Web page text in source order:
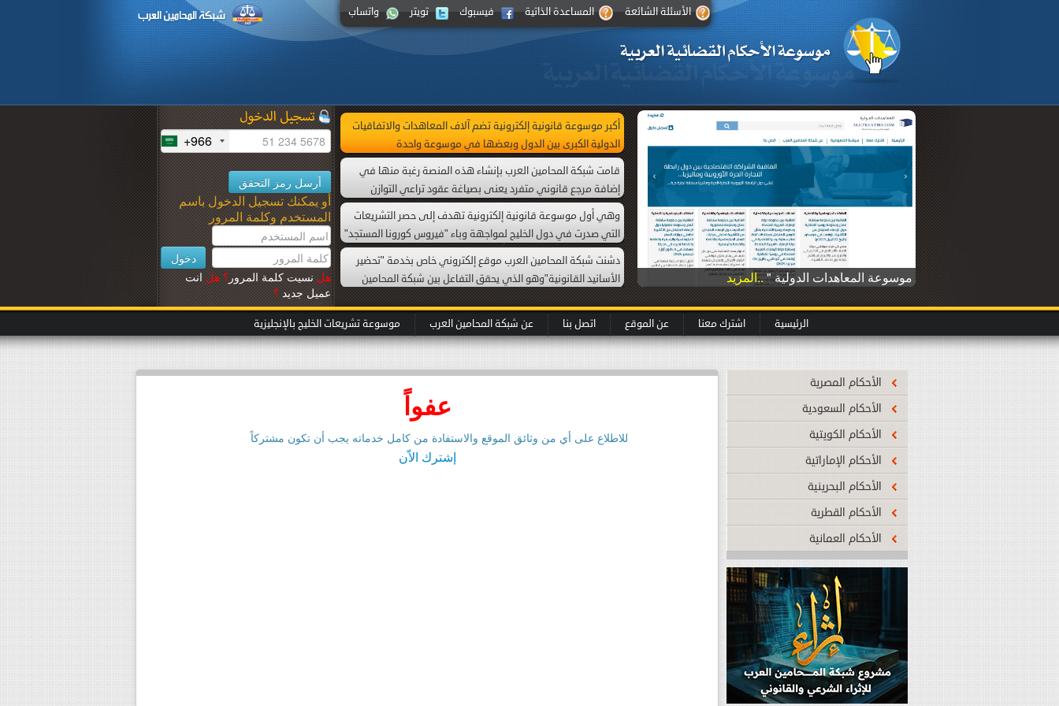
الأسئلة الشائعة المساعدة الذاتية فيسبوك تويتر واتساب
موسوعة المعاهدات الدولية "..المزيد
شبكة المحامين العرب تطلق أول منصة تفاعلية
لإنشاء العقود...المزيد
تدشين أول موقع اليكتروني قانوني متخصص في نشر
التشريعات التي صدرت لمواجهة فيروس كورونا
...المزيد
أكبر موسوعة قانونية إلكترونية تضم آلاف المعاهدات والاتفاقيات
الدولية الكبرى بين الدول وبعضها في موسوعة واحدة
قامت شبكة المحامين العرب بإنشاء هذه المنصة رغبة منها في
إضافة مرجع قانوني متفرد يعنى بصياغة عقود تراعي التوازن
العقدي بين الأطراف واضعة نصب عينيها ما يجب أن تكون عليه
هذه الصيغة نظامًا ولغة وعدالة.
وهي أول موسوعة قانونية إلكترونية تهدف إلى حصر التشريعات
التي صدرت في دول الخليج لمواجهة وباء "فيروس كورونا المستجد"
(كظرف طارئ) داهمَ العالم، أُطلقت في بداية العام 2020 مع بدء
انتشار الجائحة. وتتضمن أيضا ما أمكن حصره من الأحكام القضائية
التي صدرت بموجب دعاوى قضائية ذات علاقة بفيروس كورونا .
دشنت شبكة المحامين العرب موقع إلكتروني خاص بخدمة "تحضير
الأسانيد القانونية"وهو الذي يحقق التفاعل بين شبكة المحامين
المعلومة القانونية.
It is the first Emirati electronic legal encyclopedia that was
published on the Internet. This encyclopedia includes all that
was translated by the Official Gazette in the United Arab
Emirates
+966
أو يمكنك تسجيل الدخول باسم
المستخدم وكلمة المرور
هل نسيت كلمة المرور ؟ هل انت
عميل جديد ؟
الرئيسية اشترك معنا عن الموقع اتصل بنا عن شبكة المحامين العرب موسوعة تشريعات الخليج بالإنجليزية
الأحكام المصرية
الأحكام السعودية
الأحكام الكويتية
الأحكام الإماراتية
الأحكام البحرينية
الأحكام القطرية
الأحكام العمانية
عفواً
للاطلاع على أي من وثائق الموقع والاستفادة من كامل خدماته يجب أن تكون مشتركاً
إشترك الاّن